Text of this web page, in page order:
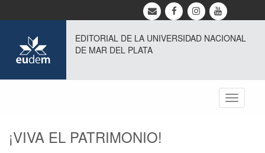
EDITORIAL DE LA UNIVERSIDAD NACIONAL
DE MAR DEL PLATA
Toggle
¡VIVA EL PATRIMONIO!